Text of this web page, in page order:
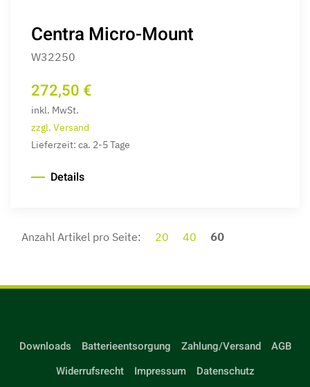
Centra Micro-Mount
W32250
272,50 €
inkl. MwSt.
zzgl. Versand
Lieferzeit: ca. 2-5 Tage
Details
Anzahl Artikel pro Seite: 20 40 60
Downloads Batterieentsorgung Zahlung/Versand
AGB
Widerrufsrecht
Impressum Datenschutz